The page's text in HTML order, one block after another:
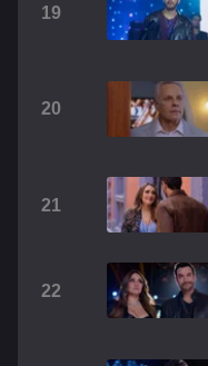
19
20
21
22